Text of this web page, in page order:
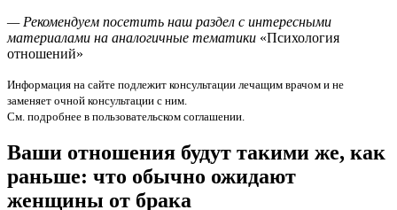
— Рекомендуем посетить наш раздел с интересными
материалами на аналогичные тематики «Психология
отношений»
Информация на сайте подлежит консультации лечащим врачом и не
заменяет очной консультации с ним.
См. подробнее в пользовательском соглашении.
Ваши отношения будут такими же, как
раньше: что обычно ожидают
женщины от брака